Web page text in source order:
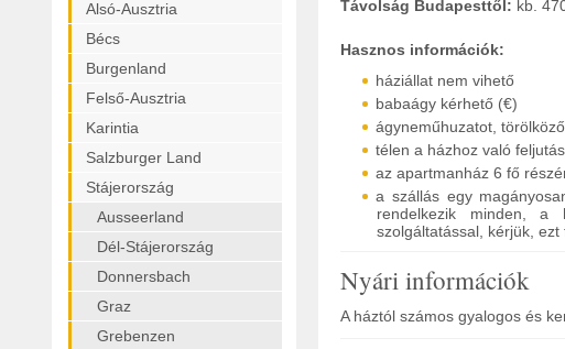
Alsó-Ausztria
Bécs
Burgenland
Felső-Ausztria
Karintia
Salzburger Land
Stájerország
Ausseerland
Dél-Stájerország
Donnersbach
Graz
Grebenzen
Távolság Budapesttől: kb.
Hasznos információk:
háziállat nem vihető
babaágy kérhető (€)
ágyneműhuzatot,
télen a házhoz való
az apartmanház 6 fő
a szállás egy
rendelkezik minden, a
szolgáltatással, kérjük,
Nyári információk
A háztól számos gyalogos és